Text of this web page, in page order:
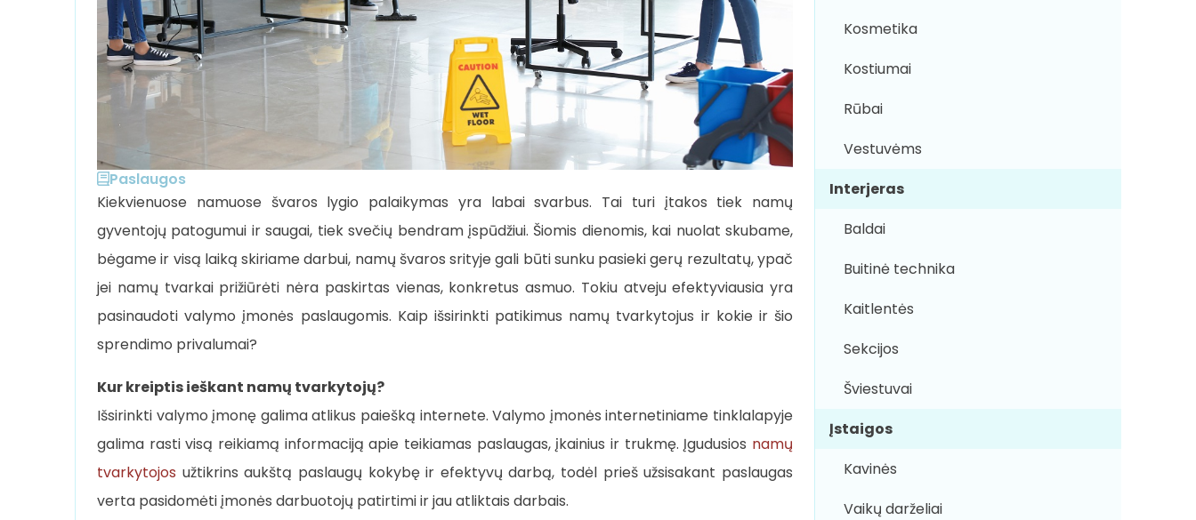
Paslaugos
Kiekvienuose namuose švaros lygio palaikymas yra labai svarbus. Tai turi įtakos tiek namų
gyventojų patogumui ir saugai, tiek svečių bendram įspūdžiui. Šiomis dienomis, kai nuolat skubame,
bėgame ir visą laiką skiriame darbui, namų švaros srityje gali būti sunku pasieki gerų rezultatų, ypač
jei namų tvarkai prižiūrėti nėra paskirtas vienas, konkretus asmuo. Tokiu atveju efektyviausia yra
pasinaudoti valymo įmonės paslaugomis. Kaip išsirinkti patikimus namų tvarkytojus ir kokie ir šio
sprendimo privalumai?
Kur kreiptis ieškant namų tvarkytojų?
Išsirinkti valymo įmonę galima atlikus paiešką internete. Valymo įmonės internetiniame tinklalapyje
galima rasti visą reikiamą informaciją apie teikiamas paslaugas, įkainius ir trukmę. Įgudusios namų
tvarkytojos užtikrins aukštą paslaugų kokybę ir efektyvų darbą, todėl prieš užsisakant paslaugas
verta pasidomėti įmonės darbuotojų patirtimi ir jau atliktais darbais.
Kosmetika
Kostiumai
Rūbai
Vestuvėms
Interjeras
Baldai
Buitinė technika
Kaitlentės
Sekcijos
Šviestuvai
Įstaigos
Kavinės
Vaikų darželiai